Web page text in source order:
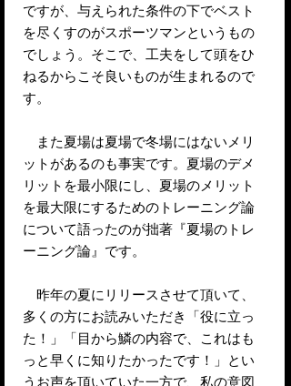
ですが、与えられた条件の下でベスト
を尽くすのがスポーツマンというもの
でしょう。そこで、工夫をして頭をひ
ねるからこそ良いものが生まれるので
す。
また夏場は夏場で冬場にはないメリ
ットがあるのも事実です。夏場のデメ
リットを最小限にし、夏場のメリット
を最大限にするためのトレーニング論
について語ったのが拙著『夏場のトレ
ーニング論』です。
昨年の夏にリリースさせて頂いて、
多くの方にお読みいただき「役に立っ
た！」「目から鱗の内容で、これはも
っと早くに知りたかったです！」とい
うお声を頂いていた一方で、私の意図